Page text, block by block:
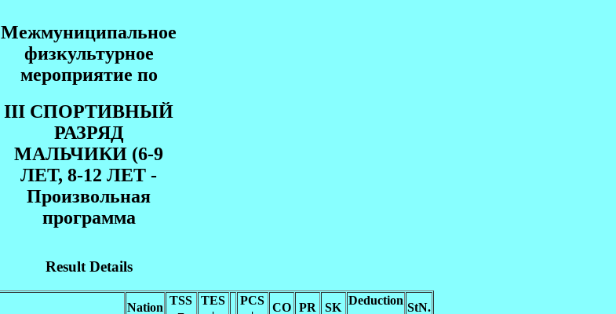
Межмуниципальное
физкультурное
мероприятие по
III СПOРТИВНЫЙ
РАЗРЯД
МАЛЬЧИКИ (6-9
ЛЕТ, 8-12 ЛЕТ -
Произвольная
программа
Result Details
Nation
TSS
TES
PCS
CO PR SK
Deduction
StN.